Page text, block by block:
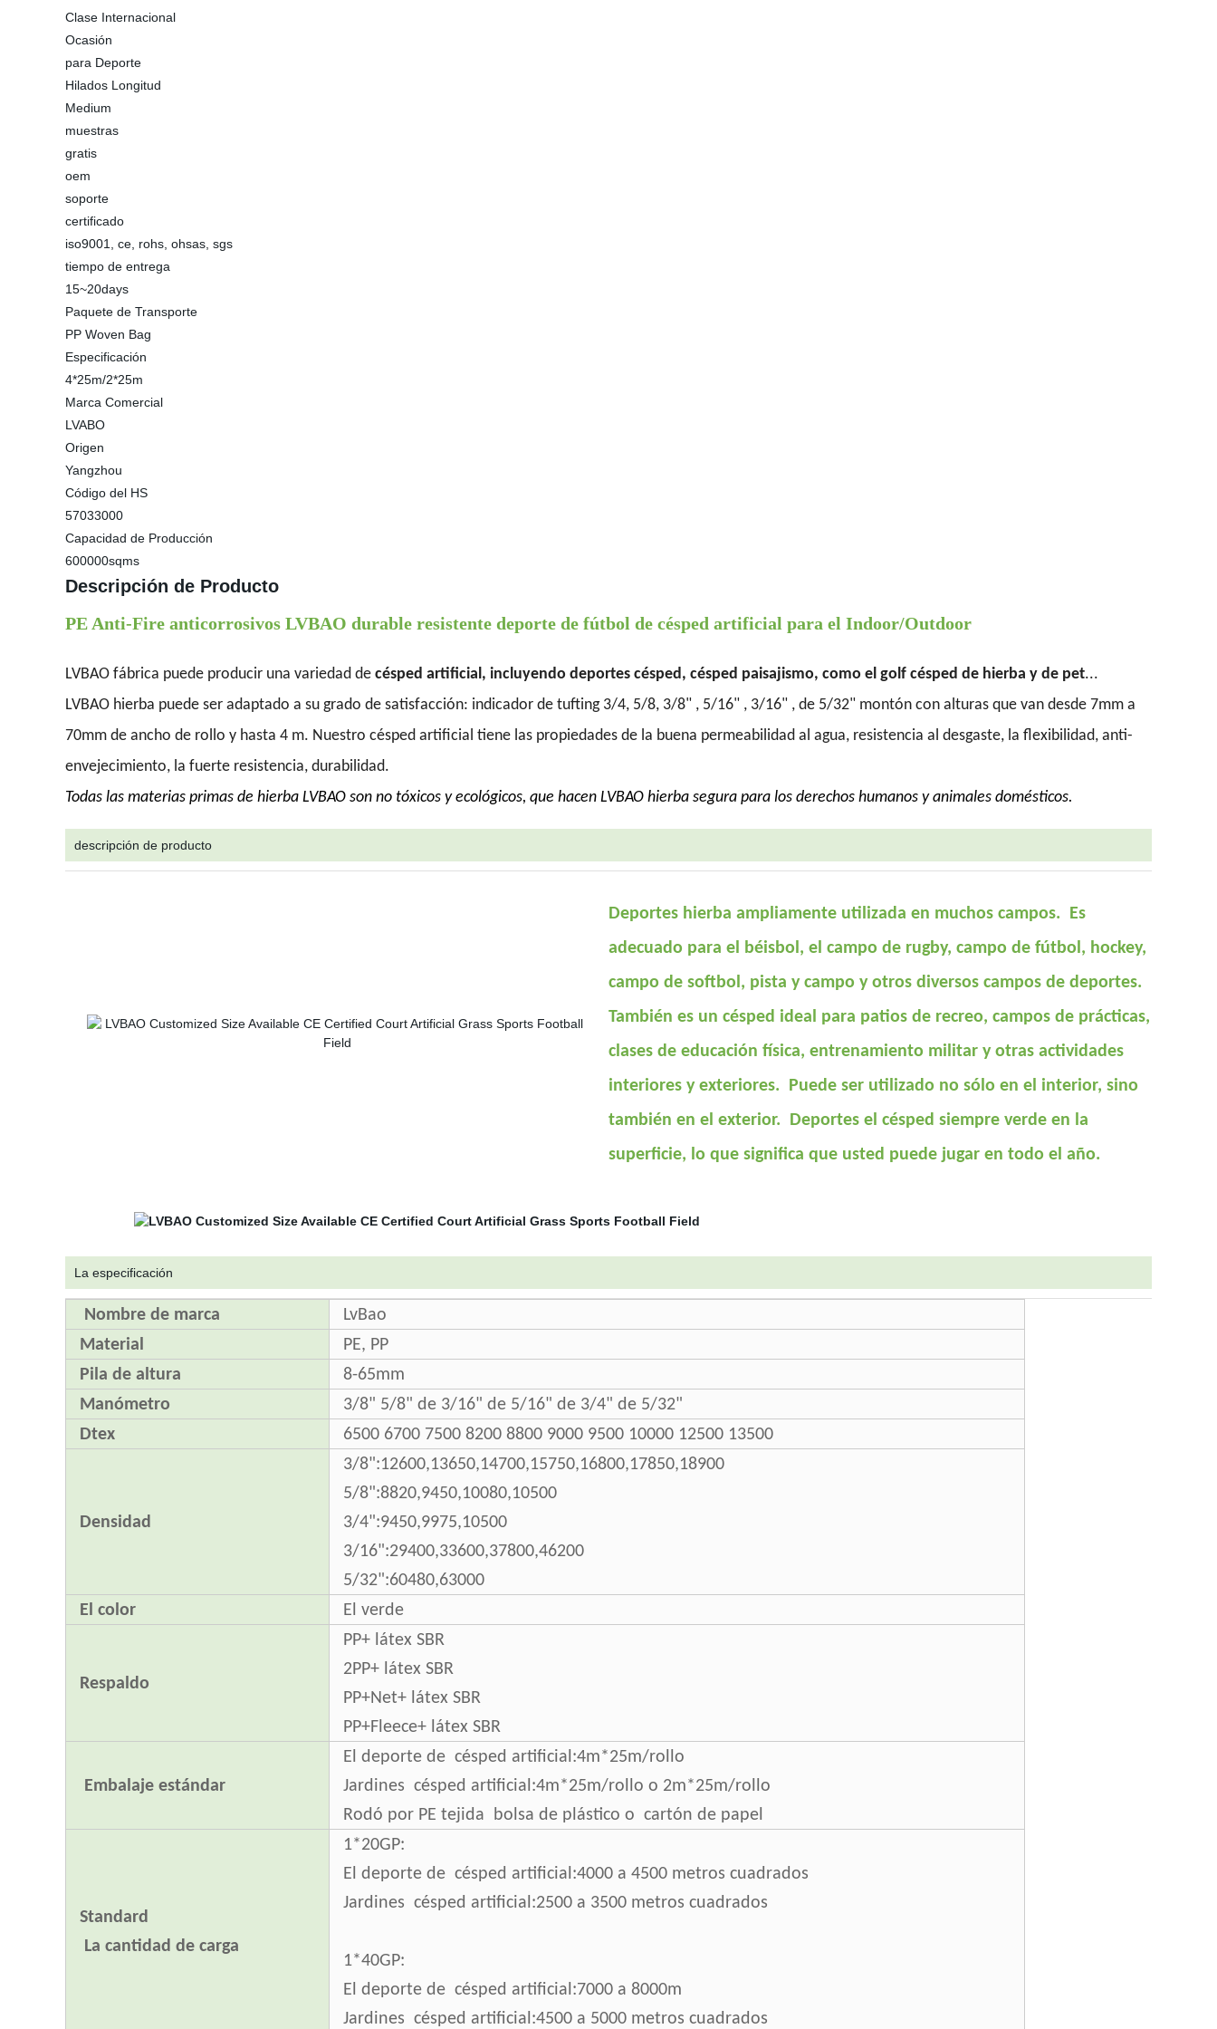
Clase Internacional
Ocasión
para Deporte
Hilados Longitud
Medium
muestras
gratis
oem
soporte
certificado
iso9001, ce, rohs, ohsas, sgs
tiempo de entrega
15~20days
Paquete de Transporte
PP Woven Bag
Especificación
4*25m/2*25m
Marca Comercial
LVABO
Origen
Yangzhou
Código del HS
57033000
Capacidad de Producción
600000sqms
Descripción de Producto
PE Anti-Fire anticorrosivos LVBAO durable resistente deporte de fútbol de césped artificial para el Indoor/Outdoor
LVBAO fábrica puede producir una variedad de césped artificial, incluyendo deportes césped, césped paisajismo, como el golf césped de hierba y de pet...
LVBAO hierba puede ser adaptado a su grado de satisfacción: indicador de tufting 3/4, 5/8, 3/8" , 5/16" , 3/16" , de 5/32" montón con alturas que van desde 7mm a
70mm de ancho de rollo y hasta 4 m. Nuestro césped artificial tiene las propiedades de la buena permeabilidad al agua, resistencia al desgaste, la flexibilidad, anti-
envejecimiento, la fuerte resistencia, durabilidad.
Todas las materias primas de hierba LVBAO son no tóxicos y ecológicos, que hacen LVBAO hierba segura para los derechos humanos y animales domésticos.
descripción de producto
Deportes hierba ampliamente utilizada en muchos campos. Es
adecuado para el béisbol, el campo de rugby, campo de fútbol, hockey,
campo de softbol, pista y campo y otros diversos campos de deportes.
También es un césped ideal para patios de recreo, campos de prácticas,
clases de educación física, entrenamiento militar y otras actividades
interiores y exteriores. Puede ser utilizado no sólo en el interior, sino
también en el exterior. Deportes el césped siempre verde en la
superficie, lo que significa que usted puede jugar en todo el año.
La especificación
Nombre de marca
LvBao
Material
PE, PP
Pila de altura
8-65mm
Manómetro
3/8" 5/8" de 3/16" de 5/16" de 3/4" de 5/32"
Dtex
6500 6700 7500 8200 8800 9000 9500 10000 12500 13500
Densidad
3/8":12600,13650,14700,15750,16800,17850,18900
5/8":8820,9450,10080,10500
3/4":9450,9975,10500
3/16":29400,33600,37800,46200
5/32":60480,63000
El color
El verde
Respaldo
PP+ látex SBR
2PP+ látex SBR
PP+Net+ látex SBR
PP+Fleece+ látex SBR
Embalaje estándar
El deporte de césped artificial:4m*25m/rollo
Jardines césped artificial:4m*25m/rollo o 2m*25m/rollo
Rodó por PE tejida bolsa de plástico o cartón de papel
Standard
La cantidad de carga
1*20GP:
El deporte de césped artificial:4000 a 4500 metros cuadrados
Jardines césped artificial:2500 a 3500 metros cuadrados
1*40GP:
El deporte de césped artificial:7000 a 8000m
Jardines césped artificial:4500 a 5000 metros cuadrados